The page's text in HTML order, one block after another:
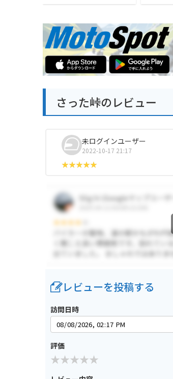
さった峠のレビュー
未ログインユーザー
2022-10-17 21:17
レビューを投稿する
訪問日時
評価